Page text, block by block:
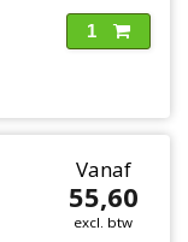
1
Vanaf
55,60
excl. btw